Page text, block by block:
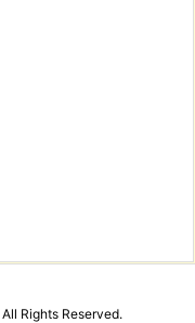
All Rights Reserved.